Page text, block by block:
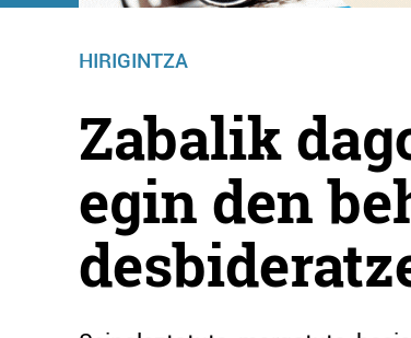
HIRIGINTZA
Zabalik
egin den